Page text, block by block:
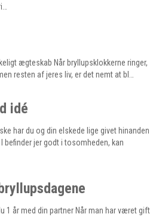
ægteskab Når bryllupsklokkerne ringer,
resten af jeres liv, er det nemt at bl…
idé
har du og din elskede lige givet hinanden
befinder jer godt i tosomheden, kan
1 år med din partner Når man har været gift